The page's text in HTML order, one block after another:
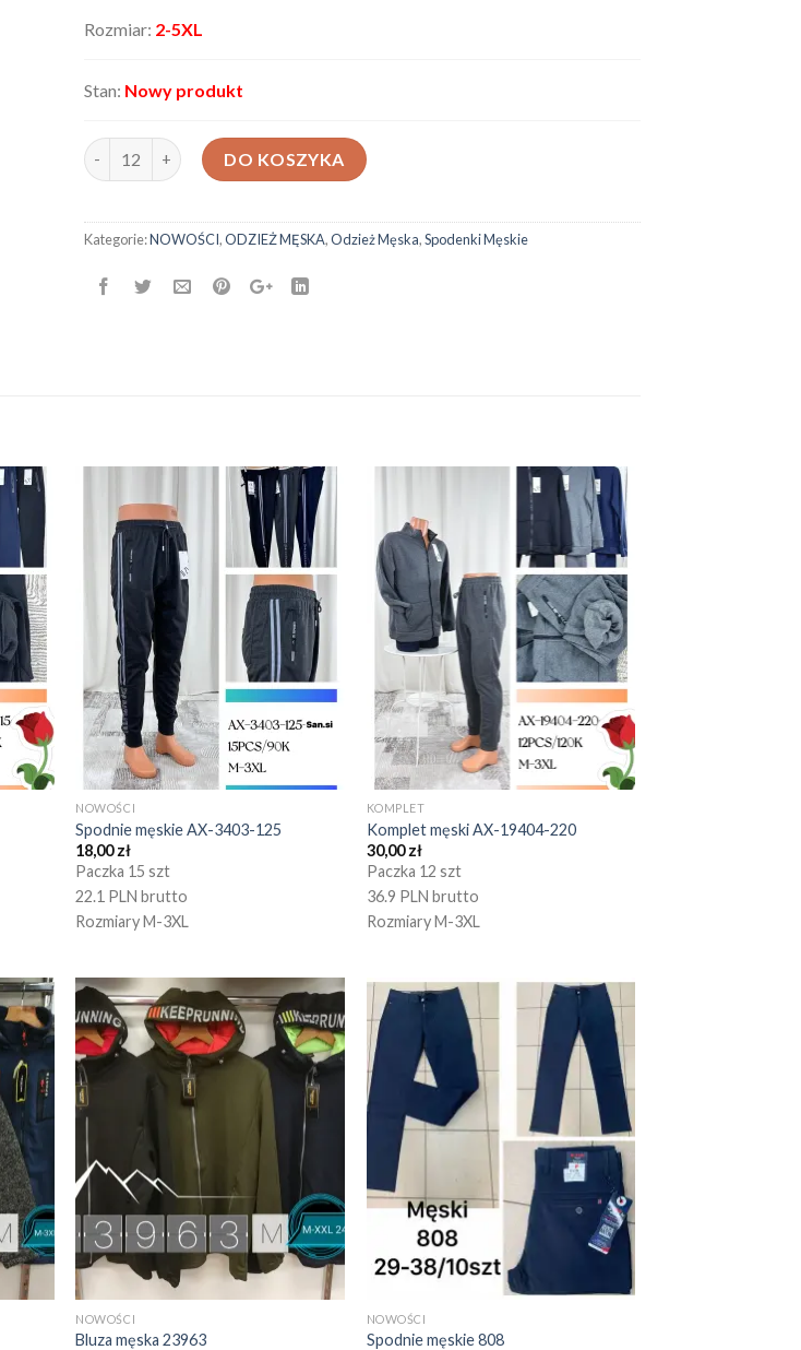
Rozmiar: 2-5XL
Stan: Nowy produkt
ilość Spodenki męskie JX23DO KOSZYKA
Kategorie:NOWOŚCI,ODZIEŻ MĘSKA,Odzież Męska,Spodenki Męskie
NOWOŚCI
Spodnie męskie AX-3403-125
18,00zł
Paczka 15 szt
22.1 PLN brutto
Rozmiary M-3XL
KOMPLET
Komplet męski AX-19404-220
30,00zł
Paczka 12 szt
36.9 PLN brutto
Rozmiary M-3XL
NOWOŚCI
Bluza męska 23963
NOWOŚCI
Spodnie męskie 808